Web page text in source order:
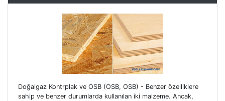
Doğalgaz Kontrplak ve OSB (OSB, OSB) - Benzer özelliklere
sahip ve benzer durumlarda kullanılan iki malzeme. Ancak,